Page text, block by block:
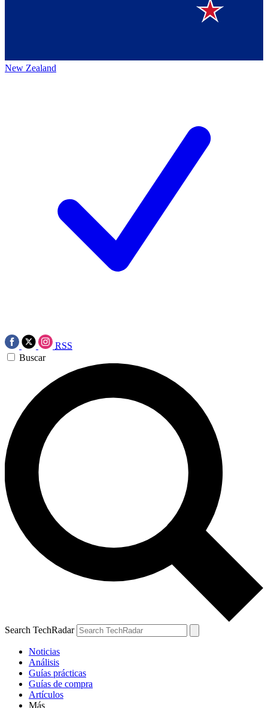
New Zealand
RSS
Buscar
Search TechRadar
Noticias
Análisis
Guías prácticas
Guías de compra
Artículos
Más